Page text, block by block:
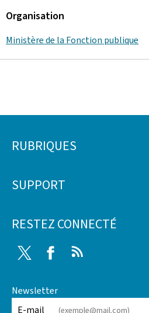
Organisation
Ministère de la Fonction publique
Pied
page
RUBRIQUES
SUPPORT
RESTEZ CONNECTÉ
Twitter Facebook
Newsletter
E-mail